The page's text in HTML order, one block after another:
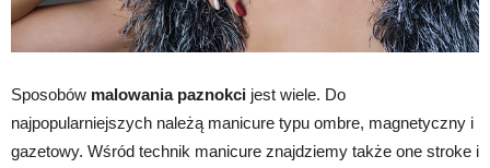
Sposobów malowania paznokci jest wiele. Do
najpopularniejszych należą manicure typu ombre, magnetyczny i
gazetowy. Wśród technik manicure znajdziemy także one stroke i